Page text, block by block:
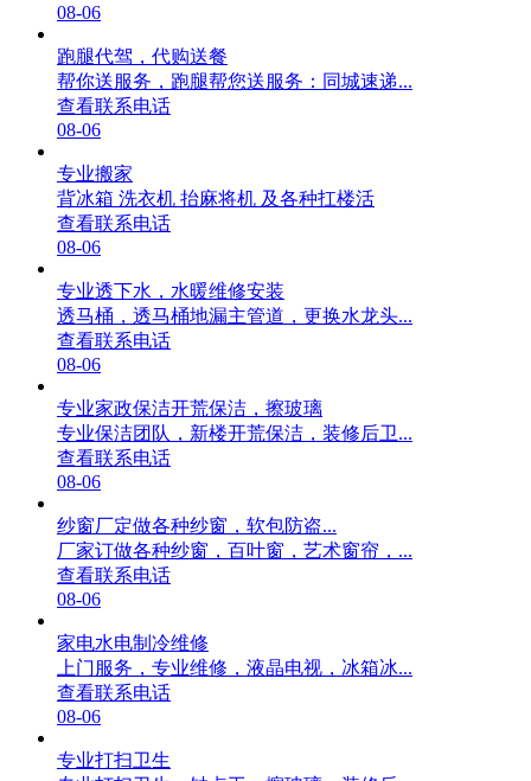
08-06
跑腿代驾，代购送餐
帮你送服务，跑腿帮您送服务：同城速递...
查看联系电话
08-06
专业搬家
背冰箱 洗衣机 抬麻将机 及各种扛楼活
查看联系电话
08-06
专业透下水，水暖维修安装
透马桶，透马桶地漏主管道，更换水龙头...
查看联系电话
08-06
专业家政保洁开荒保洁，擦玻璃
专业保洁团队，新楼开荒保洁，装修后卫...
查看联系电话
08-06
纱窗厂定做各种纱窗，软包防盗...
厂家订做各种纱窗，百叶窗，艺术窗帘，...
查看联系电话
08-06
家电水电制冷维修
上门服务，专业维修，液晶电视，冰箱冰...
查看联系电话
08-06
专业打扫卫生